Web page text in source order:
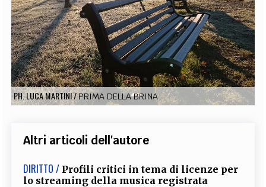
EXTRA
CODICI RUBRICHE LIBRI PROCEEDINGS PUBBLICITÀ CONTATTI
SOCIAL MEDIA
PH. LUCA MARTINI/PRIMA DELLA BRINA
Altri articoli dell'autore
DIRITTO / Profili critici in tema di licenze per
lo streaming della musica registrata